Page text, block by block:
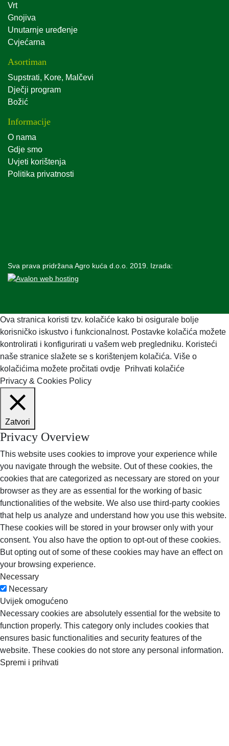
Vrt
Gnojiva
Unutarnje uređenje
Cvjećarna
Asortiman
Supstrati, Kore, Malčevi
Dječji program
Božić
Informacije
O nama
Gdje smo
Uvjeti korištenja
Politika privatnosti
Sva prava pridržana Agro kuća d.o.o. 2019. Izrada:
Ova stranica koristi tzv. kolačiće kako bi osigurale bolje
korisničko iskustvo i funkcionalnost. Postavke kolačića možete
kontrolirati i konfigurirati u vašem web pregledniku. Koristeći
naše stranice slažete se s korištenjem kolačića. Više o
kolačićima možete pročitati ovdje
Prihvati kolačiće
Privacy & Cookies Policy
Zatvori
Privacy Overview
This website uses cookies to improve your experience while
you navigate through the website. Out of these cookies, the
cookies that are categorized as necessary are stored on your
browser as they are as essential for the working of basic
functionalities of the website. We also use third-party cookies
that help us analyze and understand how you use this website.
These cookies will be stored in your browser only with your
consent. You also have the option to opt-out of these cookies.
But opting out of some of these cookies may have an effect on
your browsing experience.
Necessary
Necessary
Uvijek omogućeno
Necessary cookies are absolutely essential for the website to
function properly. This category only includes cookies that
ensures basic functionalities and security features of the
website. These cookies do not store any personal information.
Spremi i prihvati